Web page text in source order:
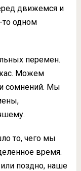
движемся и
одном
перемен.
Можем
сомнений. Мы
то, чего мы
время.
поздно, наше